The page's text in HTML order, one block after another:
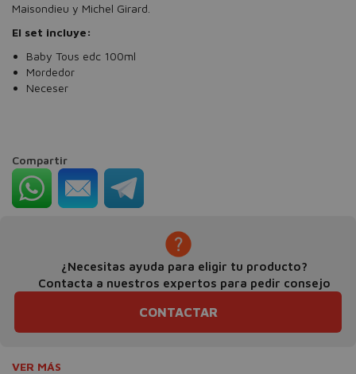
Maisondieu y Michel Girard.
El set incluye:
Baby Tous edc 100ml
Mordedor
Neceser
Compartir
¿Necesitas ayuda para eligir tu producto?
Contacta a nuestros expertos para pedir consejo
CONTACTAR
VER MÁS